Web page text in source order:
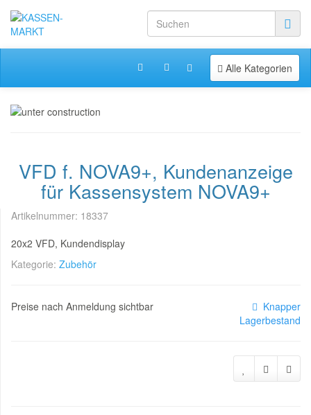
Toggle navigation
Alle Kategorien
VFD f. NOVA9+, Kundenanzeige
für Kassensystem NOVA9+
Artikelnummer: 18337
20x2 VFD, Kundendisplay
Kategorie: Zubehör
Preise nach Anmeldung sichtbar
Knapper
Lagerbestand